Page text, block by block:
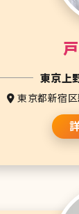
東京上
東京都新宿